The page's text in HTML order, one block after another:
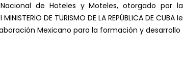
de Hoteles y Moteles, otorgado por la
DE TURISMO DE LA REPÚBLICA DE CUBA le
Mexicano para la formación y desarrollo